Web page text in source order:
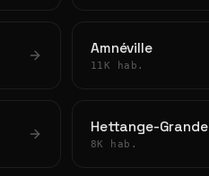
Amnéville
11K hab.
Hettange-Grande
8K hab.